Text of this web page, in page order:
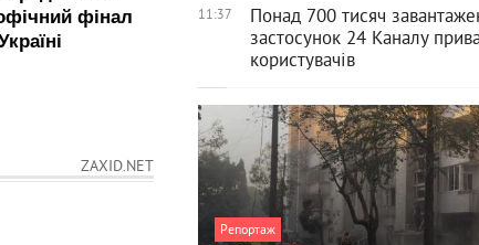
ZAXID.NET
11:37
Понад 700 тисяч
застосунок 24 Каналу
користувачів
Репортаж